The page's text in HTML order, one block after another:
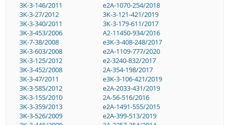
3K-3-146/2011
3K-3-27/2012
3K-3-340/2011
3K-3-453/2006
3K-7-38/2008
3K-3-603/2008
3K-3-125/2012
3K-3-452/2008
3K-3-47/2011
3K-3-585/2012
3K-3-155/2010
3K-3-359/2013
3K-3-526/2009
e2A-1070-254/2018
3K-3-121-421/2019
3K-3-179-611/2017
A2-11450-934/2016
e3K-3-408-248/2017
e2A-1109-777/2020
e2-3240-832/2017
2A-354-198/2017
e3K-3-106-421/2019
e2A-2033-431/2019
2A-56-516/2016
e2A-1491-555/2015
e2A-399-513/2019